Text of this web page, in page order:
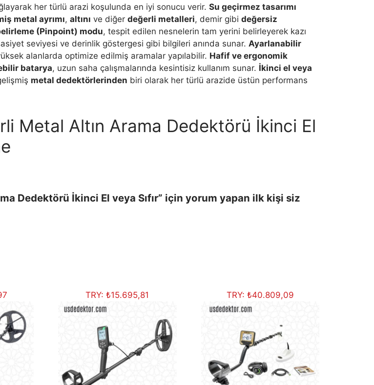
her türlü arazi koşulunda en iyi sonucu verir. Su geçirmez tasarımı
metal ayrımı, altını ve diğer değerli metalleri, demir gibi değersiz
(Pinpoint) modu, tespit edilen nesnelerin tam yerini belirleyerek kazı
seviyesi ve derinlik göstergesi gibi bilgileri anında sunar. Ayarlanabilir
alanlarda optimize edilmiş aramalar yapılabilir. Hafif ve ergonomik
batarya, uzun saha çalışmalarında kesintisiz kullanım sunar. İkinci el veya
metal dedektörlerinden biri olarak her türlü arazide üstün performans
Metal Altın Arama Dedektörü İkinci El
Dedektörü İkinci El veya Sıfır” için yorum yapan ilk kişi siz
TRY:₺15.695,81 TRY: ₺40.809,09